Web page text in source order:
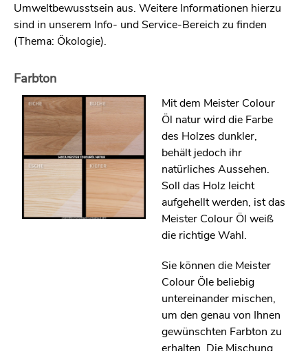
Umweltbewusstsein aus. Weitere Informationen hierzu
sind in unserem Info- und Service-Bereich zu finden
(Thema: Ökologie).
Farbton
Mit dem Meister Colour
Öl natur wird die Farbe
des Holzes dunkler,
behält jedoch ihr
natürliches Aussehen.
Soll das Holz leicht
aufgehellt werden, ist das
Meister Colour Öl weiß
die richtige Wahl.
Sie können die Meister
Colour Öle beliebig
untereinander mischen,
um den genau von Ihnen
gewünschten Farbton zu